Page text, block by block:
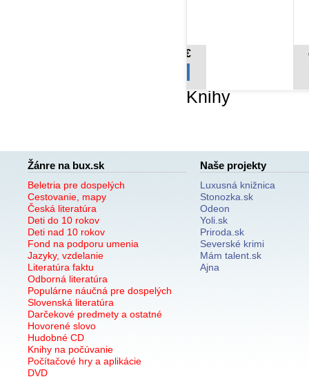
Knihy
Žánre na bux.sk
Beletria pre dospelých
Cestovanie, mapy
Česká literatúra
Deti do 10 rokov
Deti nad 10 rokov
Fond na podporu umenia
Jazyky, vzdelanie
Literatúra faktu
Odborná literatúra
Populárne náučná pre dospelých
Slovenská literatúra
Darčekové predmety a ostatné
Hovorené slovo
Hudobné CD
Knihy na počúvanie
Počítačové hry a aplikácie
DVD
Naše projekty
Luxusná knižnica
Stonozka.sk
Odeon
Yoli.sk
Priroda.sk
Severské krimi
Mám talent.sk
Ajna